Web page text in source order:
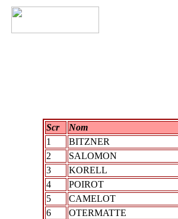
Scr Nom
1
BITZNER
2
SALOMON
3
KORELL
4
POIROT
5
CAMELOT
6
OTERMATTE